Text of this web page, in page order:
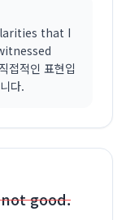
that I
적인 표현입
다.
good.